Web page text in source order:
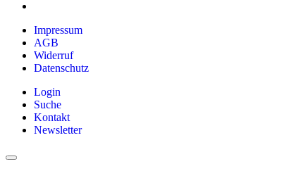
Impressum
AGB
Widerruf
Datenschutz
Login
Suche
Kontakt
Newsletter